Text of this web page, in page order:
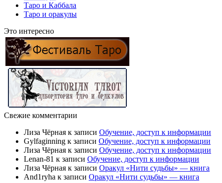
Таро и Каббала
Таро и оракулы
Это интересно
Свежие комментарии
Лиза Чёрная к записи Обучение, доступ к информации
Gylfaginning к записи Обучение, доступ к информации
Лиза Чёрная к записи Обучение, доступ к информации
Lenan-81 к записи Обучение, доступ к информации
Лиза Чёрная к записи Оракул «Нити судьбы» — книга
And1ryha к записи Оракул «Нити судьбы» — книга